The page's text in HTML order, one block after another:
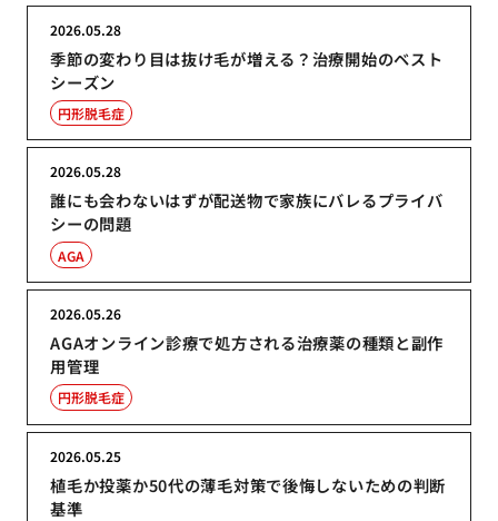
季節の変わり目は抜け毛が増える？治療開始のベスト
シーズン
2026.05.28
円形脱毛症
誰にも会わないはずが配送物で家族にバレるプライバ
シーの問題
2026.05.28
AGA
AGAオンライン診療で処方される治療薬の種類と副作
用管理
2026.05.26
円形脱毛症
植毛か投薬か50代の薄毛対策で後悔しないための判断
基準
2026.05.25